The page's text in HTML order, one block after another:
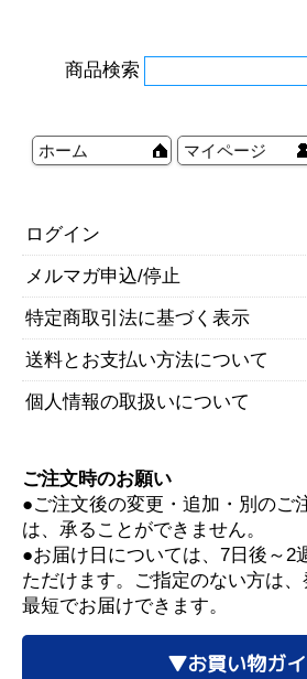
商品検索
ホーム マイページ
ログイン
メルマガ申込/停止
特定商取引法に基づく表示
送料とお支払い方法について
個人情報の取扱いについて
ご注文時のお願い
●ご注文後の変更・追加・別のご
は、承ることができません。
●お届け日については、7日後～2
ただけます。ご指定のない方は
最短でお届けできます。
▼お買い物ガ